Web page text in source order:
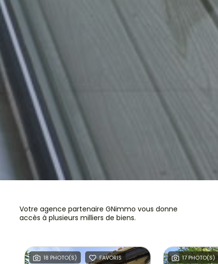
Votre agence partenaire GNimmo vous donne
accès à plusieurs milliers de biens.
18 PHOTO(S) FAVORIS 17 PHOTO(S)